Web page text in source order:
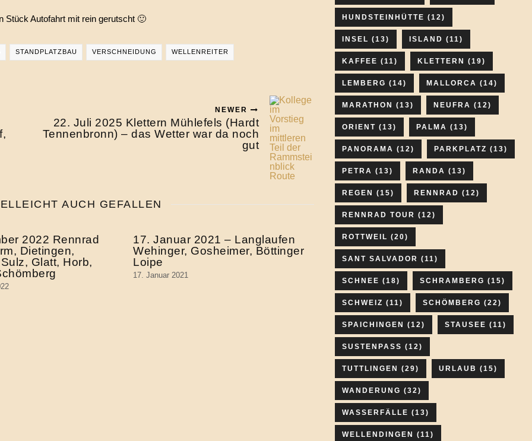
Stück Autofahrt mit rein gerutscht 🙂
STANDPLATZBAU VERSCHNEIDUNG WELLENREITER
NEWER
22. Juli 2025 Klettern Mühlefels (Hardt
Tennenbronn) – das Wetter war da noch
gut
AUCH GEFALLEN
2022 Rennrad
Dietingen,
Glatt, Horb,
17. Januar 2021 – Langlaufen
Wehinger, Gosheimer, Böttinger
Loipe
17. Januar 2021
HUNDSTEINHÜTTE (12)
INSEL (13) ISLAND (11)
KAFFEE (11) KLETTERN (19)
LEMBERG (14) MALLORCA (14)
MARATHON (13) NEUFRA (12)
ORIENT (13) PALMA (13)
PANORAMA (12) PARKPLATZ (13)
PETRA (13) RANDA (13)
REGEN (15) RENNRAD (12)
RENNRAD TOUR (12)
ROTTWEIL (20)
SANT SALVADOR (11)
SCHNEE (18) SCHRAMBERG (15)
SCHWEIZ (11) SCHÖMBERG (22)
SPAICHINGEN (12) STAUSEE (11)
SUSTENPASS (12)
TUTTLINGEN (29) URLAUB (15)
WANDERUNG (32)
WASSERFÄLLE (13)
WELLENDINGEN (11)